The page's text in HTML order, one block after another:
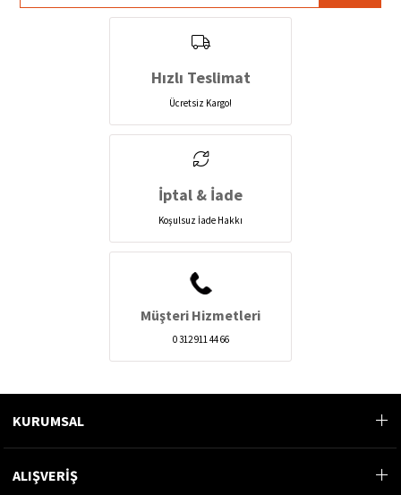
Hızlı Teslimat
Ücretsiz Kargo!
İptal & İade
Koşulsuz İade Hakkı
Müşteri Hizmetleri
0 312 911 44 66
KURUMSAL
ALIŞVERİŞ